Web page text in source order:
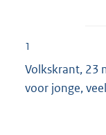
1
Volkskrant, 23
voor jonge,